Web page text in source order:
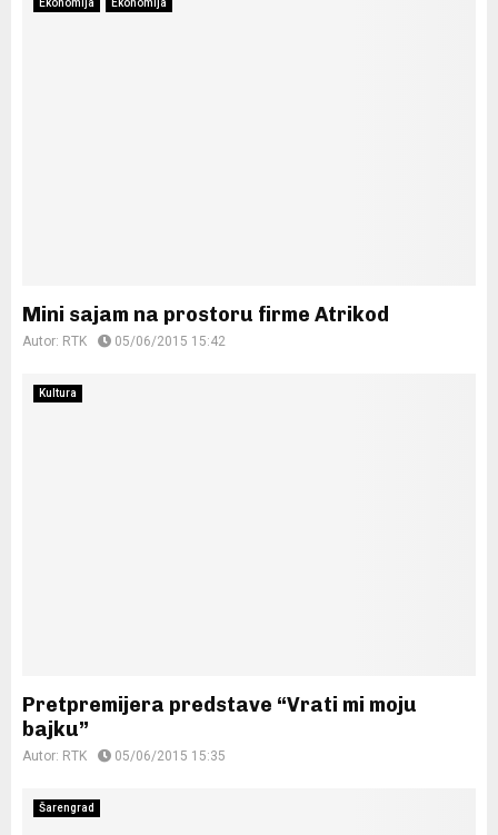
Ekonomija Ekonomija
Mini sajam na prostoru firme Atrikod
Autor: RTK 05/06/2015 15:42
Kultura
Pretpremijera predstave “Vrati mi moju
bajku”
Autor: RTK 05/06/2015 15:35
Šarengrad